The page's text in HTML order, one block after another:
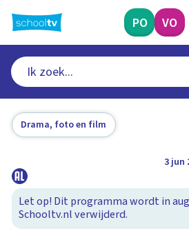
naar
hoofdinhoud
PO VO
Drama, foto en film
3 jun
Let op! Dit programma wordt in
Schooltv.nl verwijderd.